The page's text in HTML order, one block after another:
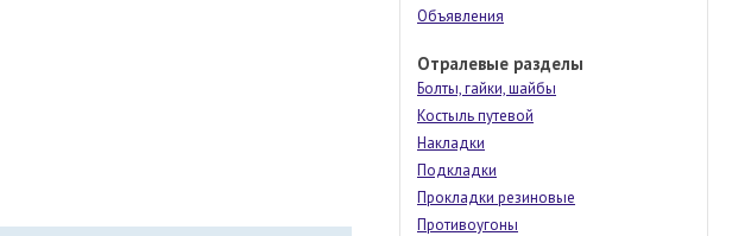
Объявления
Отралевые разделы
Болты, гайки, шайбы
Костыль путевой
Накладки
Подкладки
Прокладки резиновые
Противоугоны